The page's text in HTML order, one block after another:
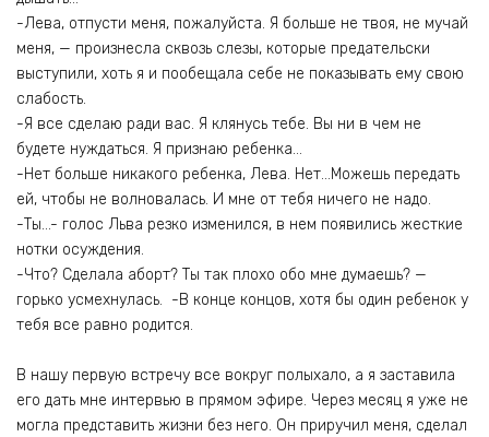
-Лева, отпусти меня, пожалуйста. Я больше не твоя, не мучай
меня, — произнесла сквозь слезы, которые предательски
выступили, хоть я и пообещала себе не показывать ему свою
слабость.
-Я все сделаю ради вас. Я клянусь тебе. Вы ни в чем не
будете нуждаться. Я признаю ребенка…
-Нет больше никакого ребенка, Лева. Нет…Можешь передать
ей, чтобы не волновалась. И мне от тебя ничего не надо.
-Ты…- голос Льва резко изменился, в нем появились жесткие
нотки осуждения.
-Что? Сделала аборт? Ты так плохо обо мне думаешь? —
горько усмехнулась. -В конце концов, хотя бы один ребенок у
тебя все равно родится.
В нашу первую встречу все вокруг полыхало, а я заставила
его дать мне интервью в прямом эфире. Через месяц я уже не
могла представить жизни без него. Он приручил меня, сделал